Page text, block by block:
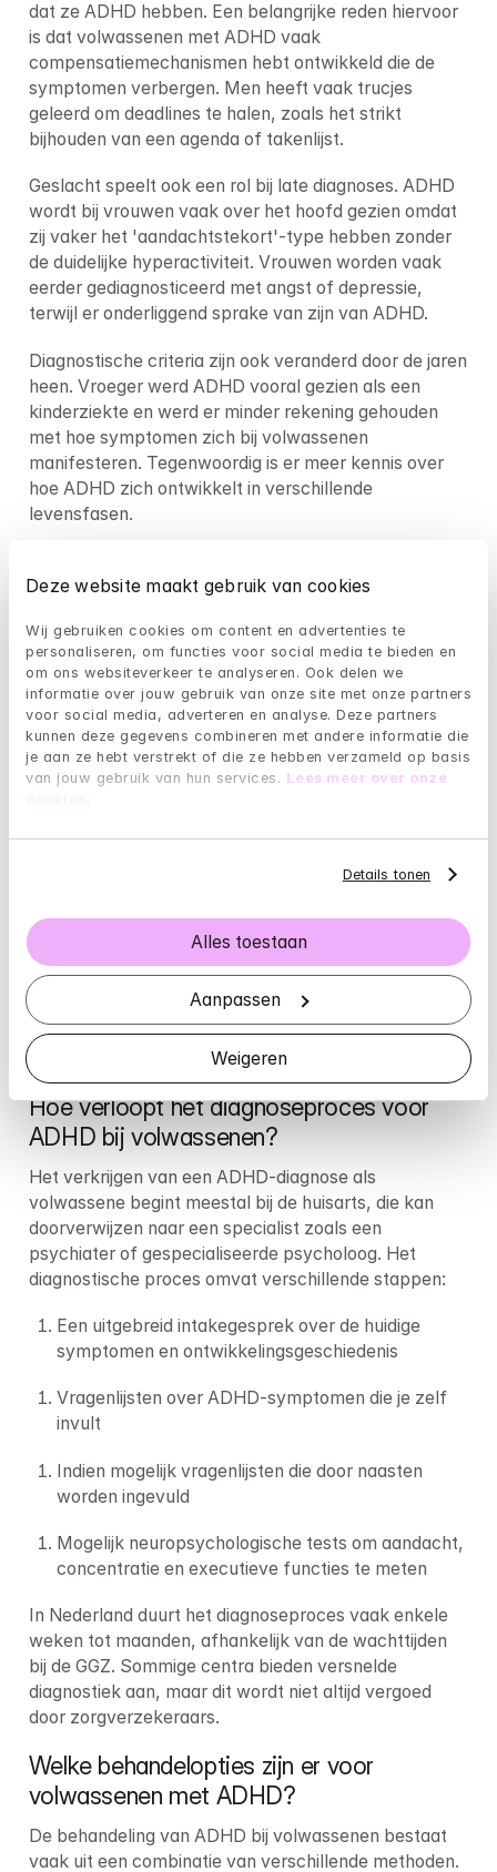
Deze website maakt gebruik van cookies
Wij gebruiken cookies om content en advertenties te
personaliseren, om functies voor social media te bieden en
om ons websiteverkeer te analyseren. Ook delen we
informatie over jouw gebruik van onze site met onze partners
voor social media, adverteren en analyse. Deze partners
kunnen deze gegevens combineren met andere informatie die
je aan ze hebt verstrekt of die ze hebben verzameld op basis
van jouw gebruik van hun services. Lees meer over onze
Details tonen
Alles toestaan
Aanpassen
Weigeren
dat ze ADHD hebben. Een belangrijke reden hiervoor
is dat volwassenen met ADHD vaak
compensatiemechanismen hebt ontwikkeld die de
symptomen verbergen. Men heeft vaak trucjes
geleerd om deadlines te halen, zoals het strikt
bijhouden van een agenda of takenlijst.
Geslacht speelt ook een rol bij late diagnoses. ADHD
wordt bij vrouwen vaak over het hoofd gezien omdat
zij vaker het 'aandachtstekort'-type hebben zonder
de duidelijke hyperactiviteit. Vrouwen worden vaak
eerder gediagnosticeerd met angst of depressie,
terwijl er onderliggend sprake van zijn van ADHD.
Diagnostische criteria zijn ook veranderd door de jaren
heen. Vroeger werd ADHD vooral gezien als een
kinderziekte en werd er minder rekening gehouden
met hoe symptomen zich bij volwassenen
manifesteren. Tegenwoordig is er meer kennis over
hoe ADHD zich ontwikkelt in verschillende
levensfasen.
op het dagelijks leven?
Onbehandelde ADHD kan een brede impact hebben
op het leven. Op het werk kan het leiden tot
onderpresteren, moeite met deadlines halen, en
problemen met collega's door impulsieve reacties of
het vergeten van afspraken.
In relaties kan het zorgen voor misverstanden, omdat
Het zelfbeeld kan ook lijden onder onbehandelde
ADHD. Veel volwassenen met ADHD worstelen met
gevoelens van tekortschieten na jaren van kritiek en
het niet kunnen voldoen aan verwachtingen. Dit kan
leiden tot een laag zelfvertrouwen en soms ook
Hoe verloopt het diagnoseproces voor
ADHD bij volwassenen?
Het verkrijgen van een ADHD-diagnose als
volwassene begint meestal bij de huisarts, die kan
doorverwijzen naar een specialist zoals een
psychiater of gespecialiseerde psycholoog. Het
diagnostische proces omvat verschillende stappen:
Een uitgebreid intakegesprek over de huidige
symptomen en ontwikkelingsgeschiedenis
Vragenlijsten over ADHD-symptomen die je zelf
invult
Indien mogelijk vragenlijsten die door naasten
worden ingevuld
Mogelijk neuropsychologische tests om aandacht,
concentratie en executieve functies te meten
In Nederland duurt het diagnoseproces vaak enkele
weken tot maanden, afhankelijk van de wachttijden
bij de GGZ. Sommige centra bieden versnelde
diagnostiek aan, maar dit wordt niet altijd vergoed
door zorgverzekeraars.
Welke behandelopties zijn er voor
volwassenen met ADHD?
De behandeling van ADHD bij volwassenen bestaat
vaak uit een combinatie van verschillende methoden.